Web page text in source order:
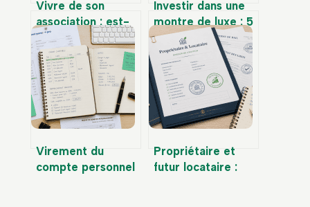
Vivre de son
association : est-
ce légal, comment
se rémunérer et
quels sont les
risques ?
Investir dans une
montre de luxe : 5
critères pour
transformer votre
passion en actif
financier
Virement du
compte personnel
Propriétaire et
futur locataire :